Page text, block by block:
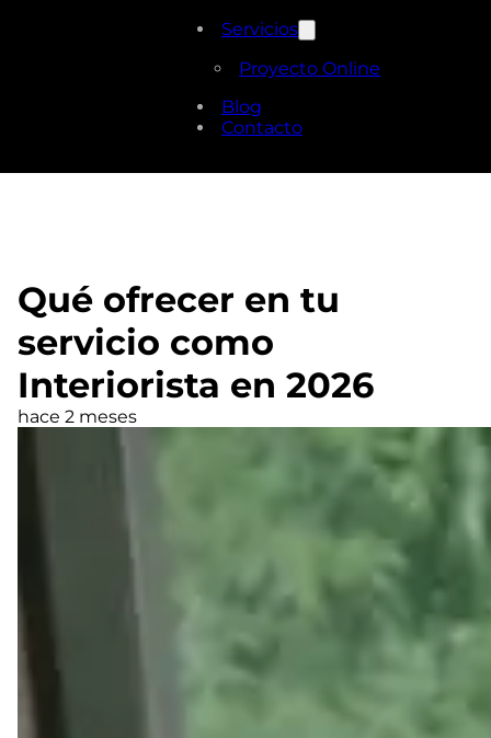
Servicios
Proyecto Online
Blog
Contacto
Qué ofrecer en tu
servicio como
Interiorista en 2026
hace 2 meses